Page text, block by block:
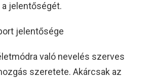
jelentőségét.
jelentősége
való nevelés szerves
szeretete. Akárcsak az